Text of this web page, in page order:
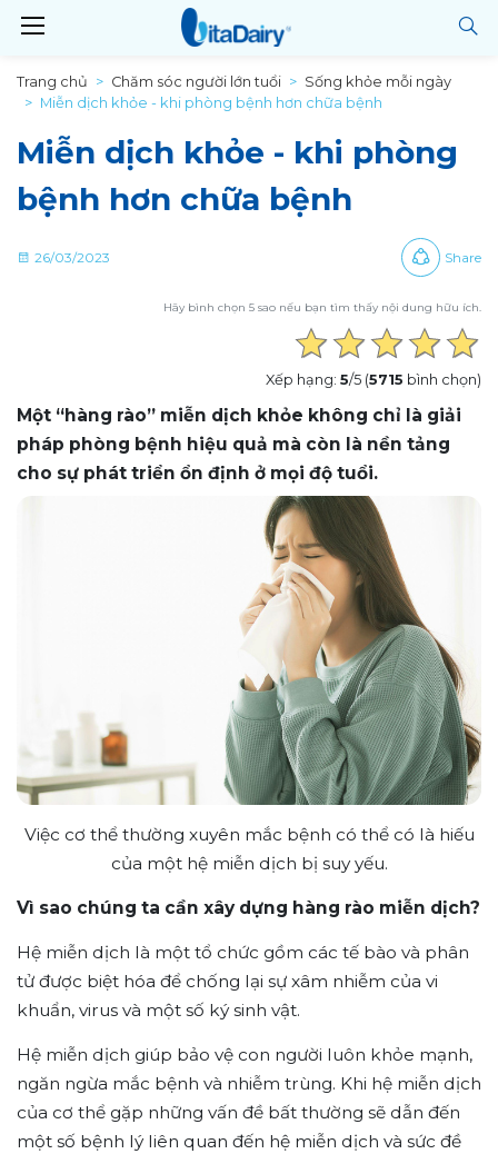
Trang chủ Chăm sóc người lớn tuổi
Sống khỏe mỗi ngày
Miễn dịch khỏe - khi phòng bệnh hơn chữa bệnh
Miễn dịch khỏe - khi phòng
bệnh hơn chữa bệnh
26/03/2023 Share
Hãy bình chọn 5 sao nếu bạn tìm thấy nội dung hữu ích.
Xếp hạng: 5/5 (5715 bình chọn)
Một “hàng rào” miễn dịch khỏe không chỉ là giải
pháp phòng bệnh hiệu quả mà còn là nền tảng
cho sự phát triển ổn định ở mọi độ tuổi.
Việc cơ thể thường xuyên mắc bệnh có thể có là hiếu
của một hệ miễn dịch bị suy yếu.
Vì sao chúng ta cần xây dựng hàng rào miễn dịch?
Hệ miễn dịch là một tổ chức gồm các tế bào và phân
tử được biệt hóa để chống lại sự xâm nhiễm của vi
khuẩn, virus và một số ký sinh vật.
Hệ miễn dịch giúp bảo vệ con người luôn khỏe mạnh,
ngăn ngừa mắc bệnh và nhiễm trùng. Khi hệ miễn dịch
của cơ thể gặp những vấn đề bất thường sẽ dẫn đến
một số bệnh lý liên quan đến hệ miễn dịch và sức đề